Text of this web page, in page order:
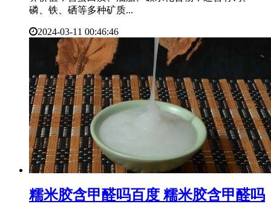
磷、铁、硒等多种矿质...
2024-03-11 00:46:46
​糯米胶含甲醛吗百度 糯米胶含甲醛吗